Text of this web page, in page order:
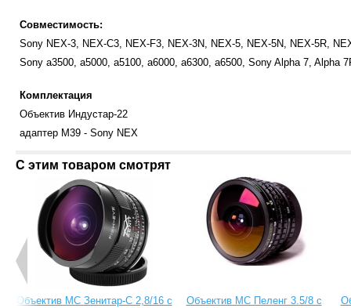
Совместимость:
Sony NEX-3, NEX-C3, NEX-F3, NEX-3N, NEX-5, NEX-5N, NEX-5R,
Sony a3500, a5000, a5100, a6000, a6300, a6500, Sony Alpha 7,
Комплектация
Объектив Индустар-22
адаптер М39 - Sony NEX
С этим товаром смотрят
Объектив МС Зенитар-C 2,8/16 с
Объектив МС Пеленг 3.5/8 с